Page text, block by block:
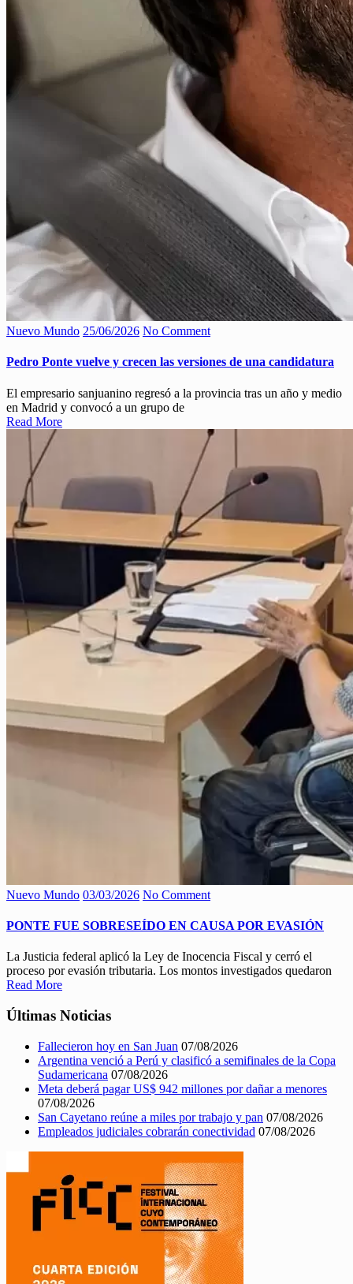
Nuevo Mundo 25/06/2026 No Comment
Pedro Ponte vuelve y crecen las versiones de una candidatura
El empresario sanjuanino regresó a la provincia tras un año y medio
en Madrid y convocó a un grupo de
Read More
Nuevo Mundo 03/03/2026 No Comment
PONTE FUE SOBRESEÍDO EN CAUSA POR EVASIÓN
La Justicia federal aplicó la Ley de Inocencia Fiscal y cerró el
proceso por evasión tributaria. Los montos investigados quedaron
Read More
Últimas Noticias
Fallecieron hoy en San Juan 07/08/2026
Argentina venció a Perú y clasificó a semifinales de la Copa
Sudamericana 07/08/2026
Meta deberá pagar US$ 942 millones por dañar a menores
07/08/2026
San Cayetano reúne a miles por trabajo y pan 07/08/2026
Empleados judiciales cobrarán conectividad 07/08/2026